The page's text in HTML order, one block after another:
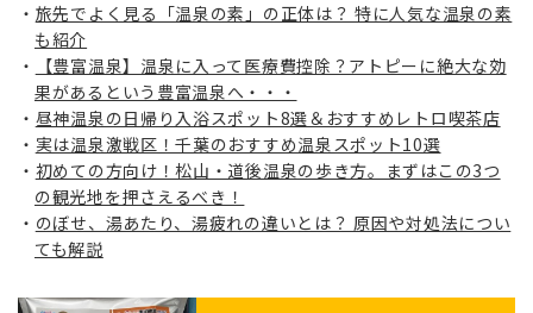
旅先でよく見る「温泉の素」の正体は？ 特に人気な温泉の素
も紹介
【豊富温泉】温泉に入って医療費控除？アトピーに絶大な効
果があるという豊富温泉へ・・・
昼神温泉の日帰り入浴スポット8選＆おすすめレトロ喫茶店
実は温泉激戦区！千葉のおすすめ温泉スポット10選
初めての方向け！松山・道後温泉の歩き方。まずはこの3つ
の観光地を押さえるべき！
のぼせ、湯あたり、湯疲れの違いとは？ 原因や対処法につい
ても解説